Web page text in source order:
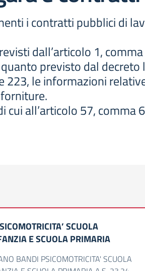
i contratti pubblici di
dall’articolo 1,
previsto dal
223, le informazioni
all’articolo 57, comma
SCUOLA
E SCUOLA PRIMARIA
BANDI PSICOMOTRICITA' SCUOLA